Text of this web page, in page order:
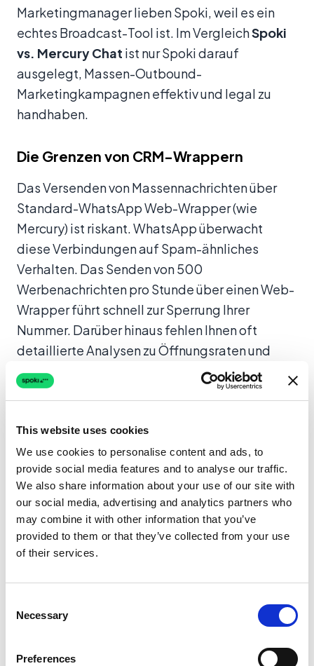
This website uses cookies
We use cookies to personalise content and ads, to
provide social media features and to analyse our traffic.
We also share information about your use of our site with
our social media, advertising and analytics partners who
may combine it with other information that you’ve
provided to them or that they’ve collected from your use
of their services.
Selection
Necessary
Preferences
Marketingmanager lieben Spoki, weil es ein
echtes Broadcast-Tool ist. Im VergleichSpoki
vs. Mercury Chat ist nur Spoki darauf
ausgelegt, Massen-Outbound-
Marketingkampagnen effektiv und legal zu
handhaben.
Die Grenzen von CRM-Wrappern
Das Versenden von Massennachrichten über
Standard-WhatsApp Web-Wrapper (wie
Mercury) ist riskant. WhatsApp überwacht
diese Verbindungen auf Spam-ähnliches
Verhalten. Das Senden von 500
Werbenachrichten pro Stunde über einen Web-
Wrapper führt schnell zur Sperrung Ihrer
Nummer. Darüber hinaus fehlen Ihnen oft
detaillierte Analysen zu Öffnungsraten und
Button-Klicks innerhalb der Nachricht selbst.
Spoki verwendet von Meta genehmigte
WhatsApp Marketing-Vorlagen. Dies stellt
sicher, dass Ihre Nachrichten zugestellt und
gelesen werden.
Zielgruppensegmentierung:Laden Sie
Listen hoch oder segmentieren Sie Benutzer
Rich Media Vorlagen:
Nachrichten mit Bildern, PDFs, Videos und